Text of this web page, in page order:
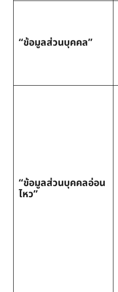
“ข้อมูลส่วนบุคคล”
“ข้อมูลส่วนบุคคลอ่อน
ไหว”